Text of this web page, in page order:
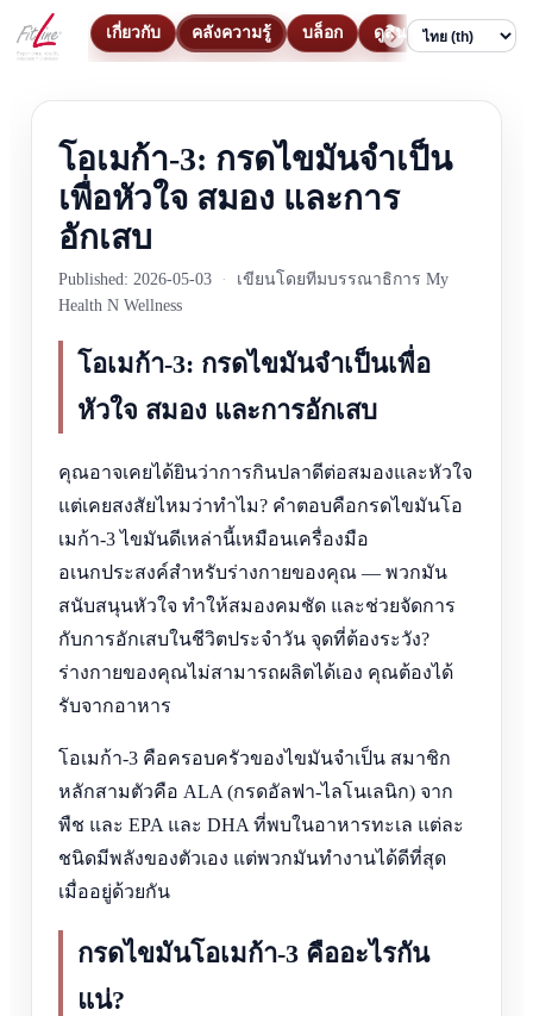
เกี่ยวกับ คลังความรู้ บล็อก ดูสินค้า
ติดต่อ
Language
โอเมก้า-3: กรดไขมันจำเป็น
เพื่อหัวใจ สมอง และการ
อักเสบ
Published: 2026-05-03 ·
เขียนโดยทีมบรรณาธิการ My
Health N Wellness
โอเมก้า-3: กรดไขมันจำเป็นเพื่อ
หัวใจ สมอง และการอักเสบ
คุณอาจเคยได้ยินว่าการกินปลาดีต่อสมองและหัวใจ
แต่เคยสงสัยไหมว่าทำไม? คำตอบคือกรดไขมันโอ
เมก้า-3 ไขมันดีเหล่านี้เหมือนเครื่องมือ
อเนกประสงค์สำหรับร่างกายของคุณ — พวกมัน
สนับสนุนหัวใจ ทำให้สมองคมชัด และช่วยจัดการ
กับการอักเสบในชีวิตประจำวัน จุดที่ต้องระวัง?
ร่างกายของคุณไม่สามารถผลิตได้เอง คุณต้องได้
รับจากอาหาร
โอเมก้า-3 คือครอบครัวของไขมันจำเป็น สมาชิก
หลักสามตัวคือ ALA (กรดอัลฟา-ไลโนเลนิก) จาก
พืช และ EPA และ DHA ที่พบในอาหารทะเล แต่ละ
ชนิดมีพลังของตัวเอง แต่พวกมันทำงานได้ดีที่สุด
เมื่ออยู่ด้วยกัน
กรดไขมันโอเมก้า-3 คืออะไรกัน
แน่?